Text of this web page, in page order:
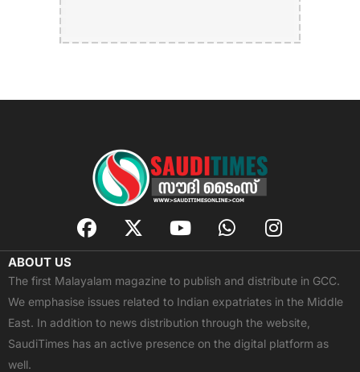
F
a
c
e
b
o
o
k
X
-
t
w
i
t
t
e
Y
o
u
t
u
b
e
W
h
a
t
s
a
p
p
I
n
s
t
a
g
r
a
ABOUT US
The first Malayalam magazine to publish and distribute in GCC.
We emphasise issues related to Indian expatriates in the Middle
East. In addition to news distribution through the website,
SaudiTimes has an active presence on the digital platform as
well.